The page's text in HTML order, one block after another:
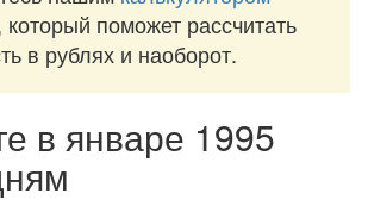
который поможет рассчитать
в рублях и наоборот.
в январе 1995